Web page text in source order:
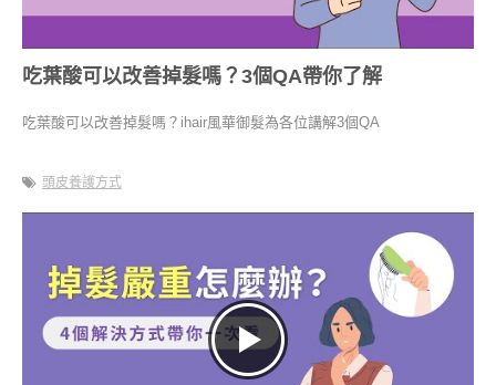
吃葉酸可以改善掉髮嗎？3個QA帶你了解
吃葉酸可以改善掉髮嗎？ihair風華御髮為各位講解3個QA
頭皮養護方式